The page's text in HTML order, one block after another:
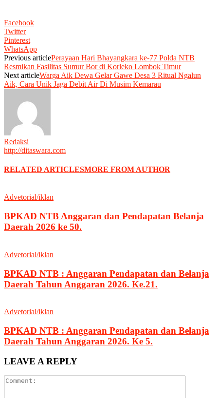
Facebook
Twitter
Pinterest
WhatsApp
Previous articlePerayaan Hari Bhayangkara ke-77 Polda NTB
Resmikan Fasilitas Sumur Bor di Korleko Lombok Timur
Next articleWarga Aik Dewa Gelar Gawe Desa 3 Ritual Ngalun
Aik, Cara Unik Jaga Debit Air Di Musim Kemarau
Redaksi
http://ditaswara.com
RELATED ARTICLESMORE FROM AUTHOR
Advetorial/iklan
BPKAD NTB Anggaran dan Pendapatan Belanja
Daerah 2026 ke 50.
Advetorial/iklan
BPKAD NTB : Anggaran Pendapatan dan Belanja
Daerah Tahun Anggaran 2026. Ke.21.
Advetorial/iklan
BPKAD NTB : Anggaran Pendapatan dan Belanja
Daerah Tahun Anggaran 2026. Ke 5.
LEAVE A REPLY